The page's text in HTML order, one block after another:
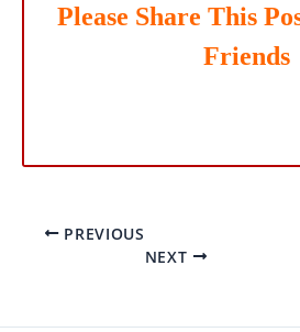
Please Share This
Friends
PREVIOUS
NEXT